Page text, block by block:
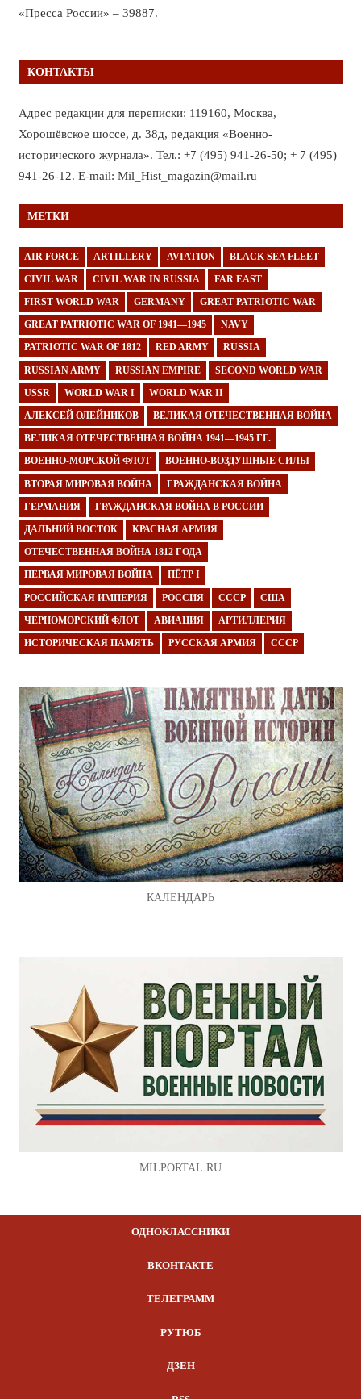
«Пресса России» – 39887.
КОНТАКТЫ
Адрес редакции для переписки: 119160, Москва,
Хорошёвское шоссе, д. 38д, редакция «Военно-
исторического журнала». Тел.: +7 (495) 941-26-50; + 7 (495)
941-26-12. E-mail: Mil_Hist_magazin@mail.ru
МЕТКИ
AIR FORCE ARTILLERY AVIATION BLACK SEA FLEET
CIVIL WAR CIVIL WAR IN RUSSIA FAR EAST
FIRST WORLD WAR GERMANY GREAT PATRIOTIC WAR
GREAT PATRIOTIC WAR OF 1941—1945 NAVY
PATRIOTIC WAR OF 1812 RED ARMY RUSSIA
RUSSIAN ARMY RUSSIAN EMPIRE SECOND WORLD WAR
USSR WORLD WAR I WORLD WAR II
АЛЕКСЕЙ ОЛЕЙНИКОВ ВЕЛИКАЯ ОТЕЧЕСТВЕННАЯ ВОЙНА
ВЕЛИКАЯ ОТЕЧЕСТВЕННАЯ ВОЙНА 1941—1945 ГГ.
ВОЕННО-МОРСКОЙ ФЛОТ ВОЕННО-ВОЗДУШНЫЕ СИЛЫ
ВТОРАЯ МИРОВАЯ ВОЙНА ГРАЖДАНСКАЯ ВОЙНА
ГЕРМАНИЯ ГРАЖДАНСКАЯ ВОЙНА В РОССИИ
ДАЛЬНИЙ ВОСТОК КРАСНАЯ АРМИЯ
ОТЕЧЕСТВЕННАЯ ВОЙНА 1812 ГОДА
ПЕРВАЯ МИРОВАЯ ВОЙНА ПЁТР I
РОССИЙСКАЯ ИМПЕРИЯ РОССИЯ СССР США
ЧЕРНОМОРСКИЙ ФЛОТ АВИАЦИЯ АРТИЛЛЕРИЯ
ИСТОРИЧЕСКАЯ ПАМЯТЬ РУССКАЯ АРМИЯ СССР
КАЛЕНДАРЬ
MILPORTAL.RU
ОДНОКЛАССНИКИ
ВКОНТАКТЕ
ТЕЛЕГРАММ
РУТЮБ
ДЗЕН